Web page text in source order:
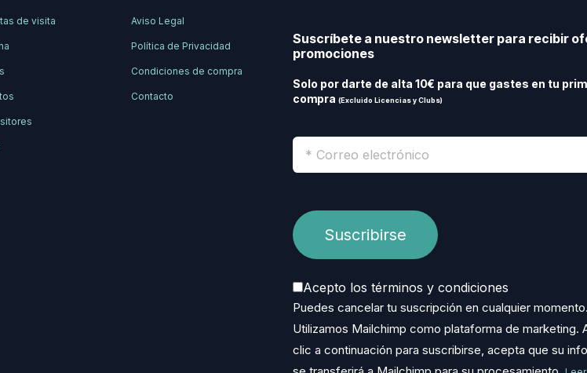
de visita Aviso Legal
Política de Privacidad
Condiciones de compra
Contacto
Suscríbete a nuestro newsletter para recibir
promociones
Solo por darte de alta 10€ para que gastes en tu
compra(Excluido Licencias y Clubs)
Acepto los términos y condiciones
Puedes cancelar tu suscripción en cualquier
Utilizamos Mailchimp como plataforma de marketing.
clic a continuación para suscribirse, acepta que su